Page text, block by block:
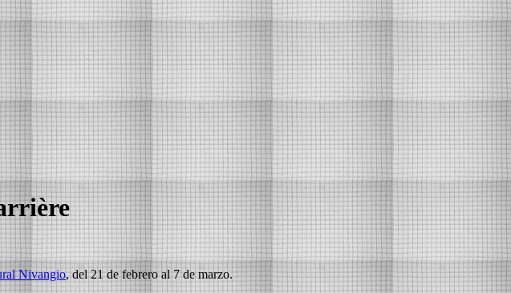
Nivangio, del 21 de febrero al 7 de marzo.